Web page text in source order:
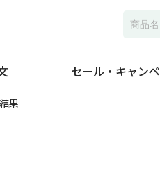
セール・キャン
果